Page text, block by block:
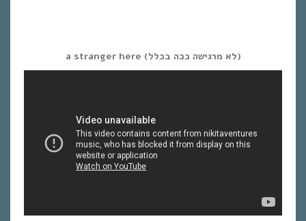
a stranger here (לא מרגישה ככה בכלל)